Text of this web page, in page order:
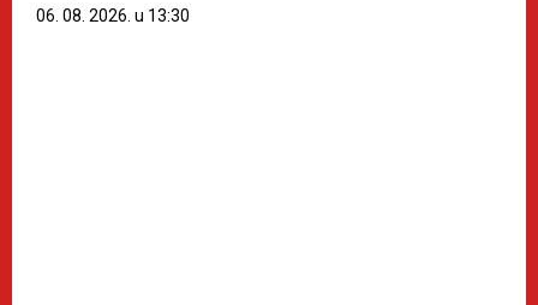
06. 08. 2026. u 13:30